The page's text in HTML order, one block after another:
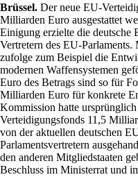
Brüssel. Der neue EU-
Milliarden Euro ausgestattet
Einigung erzielte die deutsche
Vertretern des EU-
zufolge zum Beispiel die
modernen Waffensystemen
Euro des Betrags sind so für
Milliarden Euro für konkrete
Kommission hatte
Verteidigungsfonds 11,5
von der aktuellen deutschen
Parlamentsvertretern
den anderen Mitgliedstaaten
Beschluss im Ministerrat und